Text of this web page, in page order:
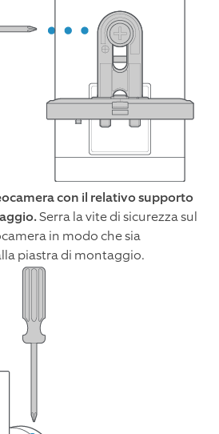
con il relativo supporto
Serra la vite di sicurezza sul
in modo che sia
piastra di montaggio.